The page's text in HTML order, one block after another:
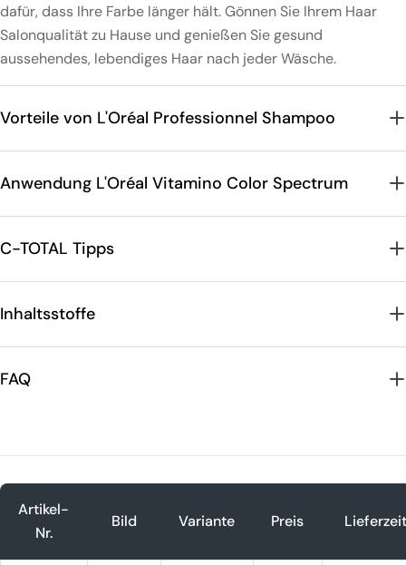
dafür, dass Ihre Farbe länger hält. Gönnen Sie Ihrem Haar
Salonqualität zu Hause und genießen Sie gesund
aussehendes, lebendiges Haar nach jeder Wäsche.
Vorteile von L'Oréal Professionnel Shampoo
Anwendung L'Oréal Vitamino Color Spectrum
C-TOTAL Tipps
Inhaltsstoffe
FAQ
Artikel-
Nr.
Bild Variante Preis Lieferzeit